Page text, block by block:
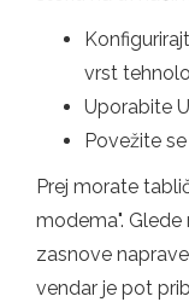
vrst
Uporabite
Povežite
Prej morate
modema".
zasnove
vendar je pot